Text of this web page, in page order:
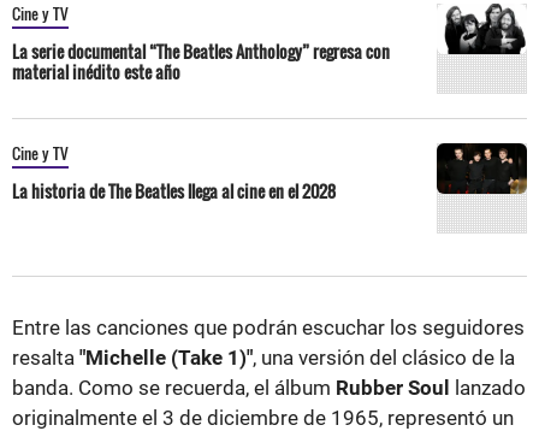
Cine y TV
La serie documental “The Beatles Anthology” regresa con
material inédito este año
Cine y TV
La historia de The Beatles llega al cine en el 2028
Entre las canciones que podrán escuchar los seguidores
resalta "Michelle (Take 1)", una versión del clásico de la
banda. Como se recuerda, el álbum Rubber Soul
lanzado
originalmente el 3 de diciembre de 1965, representó un